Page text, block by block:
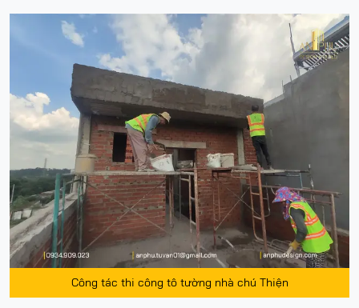
Công tác thi công tô tường nhà chú Thiện